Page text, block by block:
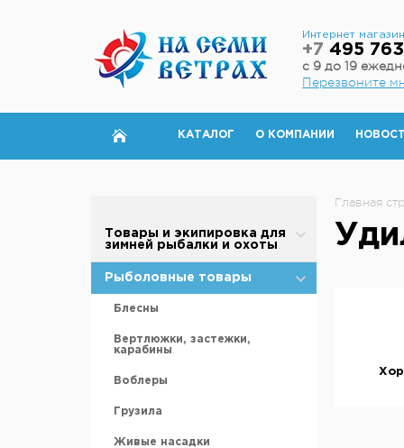
Интернет магазин
+7 495
с 9 до 19
Перезвоните
КАТАЛОГ О КОМПАНИИ
Товары и экипировка для
зимней рыбалки и охоты
Палатки для зимней рыбалки
Полы для зимней палатки
Аксессуары для палаток
Рыболовные товары
Блесны
Вертлюжки, застежки,
карабины
Воблеры
Грузила
Живые насадки
Главная